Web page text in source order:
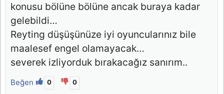
konusu bölüne bölüne ancak buraya kadar
gelebildi…
Reyting düşüşünüze iyi oyuncularınız bile
maalesef engel olamayacak…
severek izliyorduk bırakacağız sanırım..
Beğen 0 0